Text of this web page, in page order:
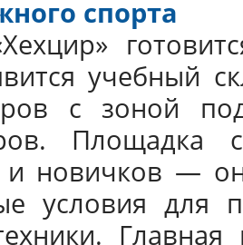
спорта
учебный
с зоной
Площадка
новичков —
условия для